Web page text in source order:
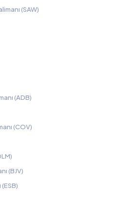
(SAW)
(ADB)
(COV)
(BJV)